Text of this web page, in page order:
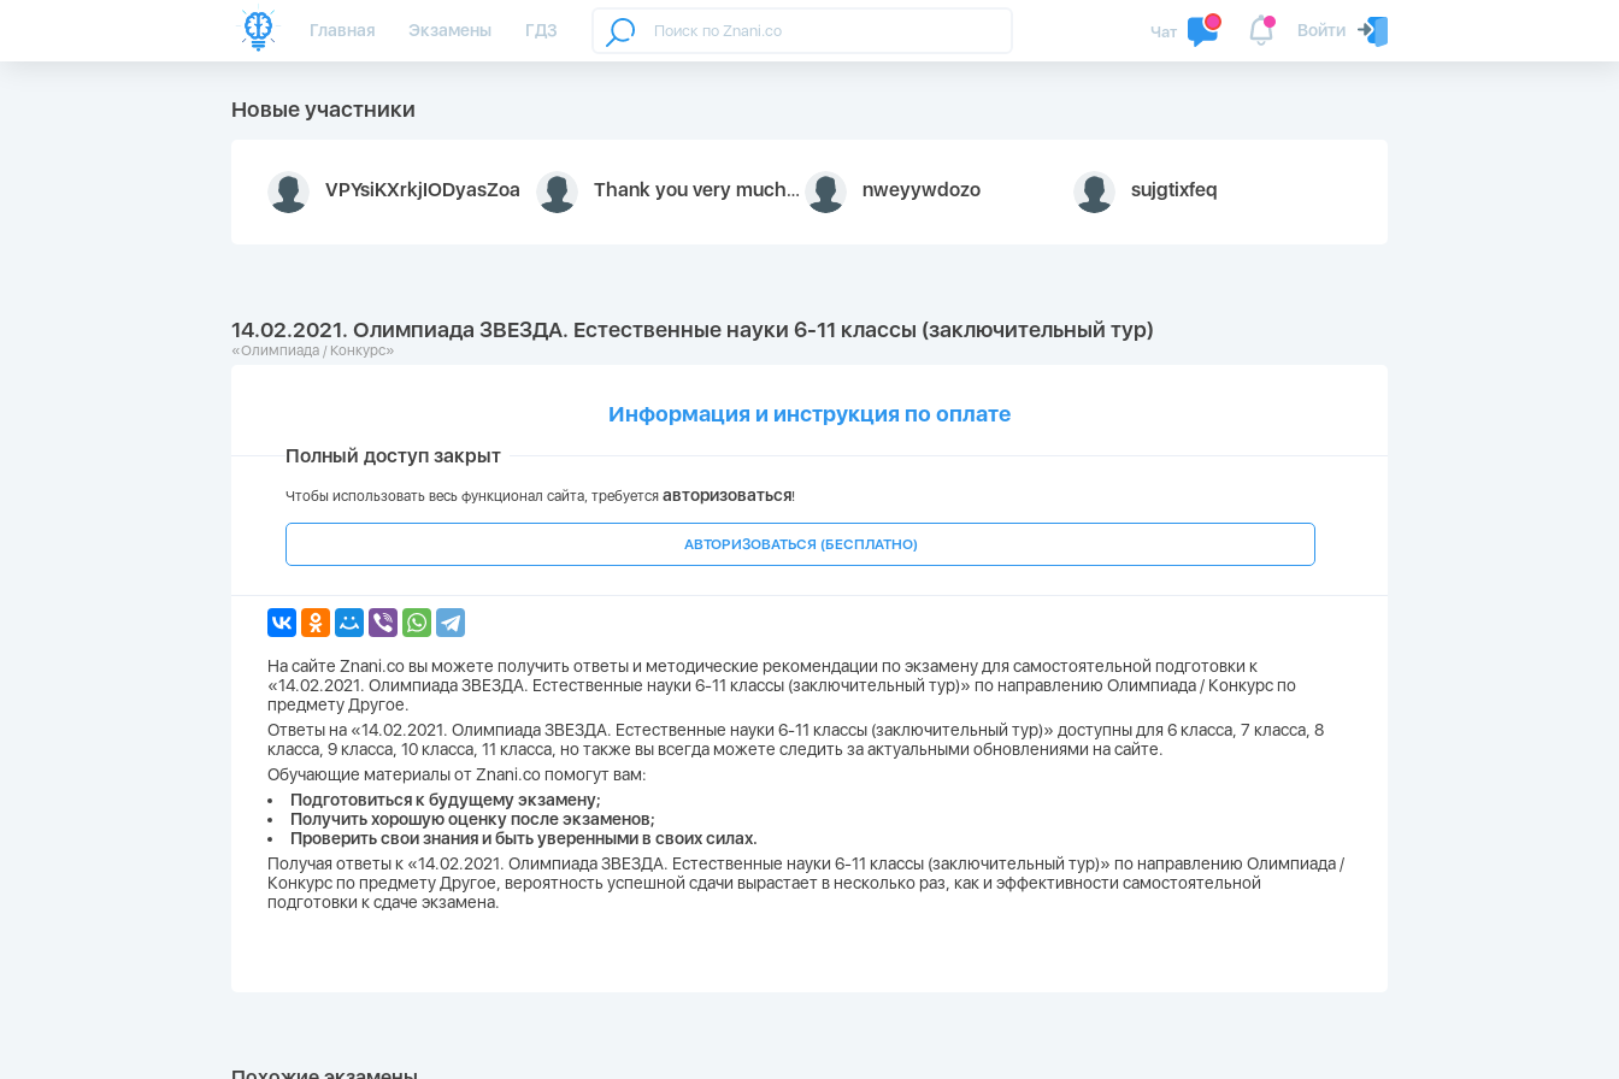
Главная Экзамены ГДЗ Войти
Чат
Новые участники
VPYsiKXrkjIODyasZoa Thank you very much for your inquiry We appreciate you 9126052 https://youtube.com faceapple ! nweyywdozo sujgtixfeq
14.02.2021. Олимпиада ЗВЕЗДА. Естественные науки 6-11 классы (заключительный тур)
«Олимпиада / Конкурс»
Информация и инструкция по оплате
Полный доступ закрыт
Чтобы использовать весь функционал сайта, требуется авторизоваться!
АВТОРИЗОВАТЬСЯ (БЕСПЛАТНО)
На сайте Znani.co вы можете получить ответы и методические рекомендации по экзамену для самостоятельной подготовки к
«14.02.2021. Олимпиада ЗВЕЗДА. Естественные науки 6-11 классы (заключительный тур)» по направлению Олимпиада / Конкурс по
предмету Другое.
Ответы на «14.02.2021. Олимпиада ЗВЕЗДА. Естественные науки 6-11 классы (заключительный тур)» доступны для 6 класса, 7 класса, 8
класса, 9 класса, 10 класса, 11 класса, но также вы всегда можете следить за актуальными обновлениями на сайте.
Обучающие материалы от Znani.co помогут вам:
Подготовиться к будущему экзамену;
Получить хорошую оценку после экзаменов;
Проверить свои знания и быть уверенными в своих силах.
Получая ответы к «14.02.2021. Олимпиада ЗВЕЗДА. Естественные науки 6-11 классы (заключительный тур)» по направлению Олимпиада /
Конкурс по предмету Другое, вероятность успешной сдачи вырастает в несколько раз, как и эффективности самостоятельной
подготовки к сдаче экзамена.